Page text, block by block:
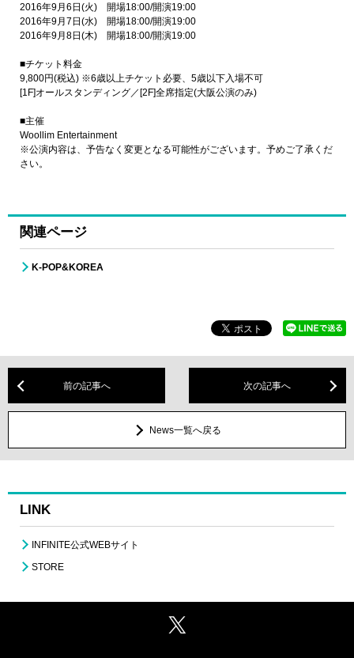
2016年9月6日(火) 開場18:00/開演19:00
2016年9月7日(水) 開場18:00/開演19:00
2016年9月8日(木) 開場18:00/開演19:00
■チケット料金
9,800円(税込) ※6歳以上チケット必要、5歳以下入場不可
[1F]オールスタンディング／[2F]全席指定(大阪公演のみ)
■主催
Woollim Entertainment
※公演内容は、予告なく変更となる可能性がございます。予めご了承くだ
さい。
関連ページ
K-POP&KOREA
前の記事へ 次の記事へ
News一覧へ戻る
LINK
INFINITE公式WEBサイト
STORE